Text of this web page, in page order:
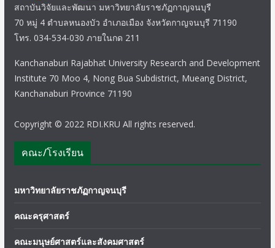
สถาบันวิจัยและพัฒนา มหาวิทยาลัยราชภัฏกาญจนบุรี
70 หมู่ 4 ตำบลหนองบัว อำเภอเมือง จังหวัดกาญจนบุรี 71190
โทร. 034-534-030 ภายในกด 211
Kanchanaburi Rajabhat University Research and Development
Institute 70 Moo 4, Nong Bua Subdistrict, Mueang District,
Kanchanaburi Province 71190
Copyright © 2022 RDI.KRU All rights reserved.
คณะ/โรงเรียน
มหาวิทยาลัยราชภัฏกาญจนบุรี
คณะครุศาสตร์
คณะมนุษย์ศาสตร์และสังคมศาสตร์